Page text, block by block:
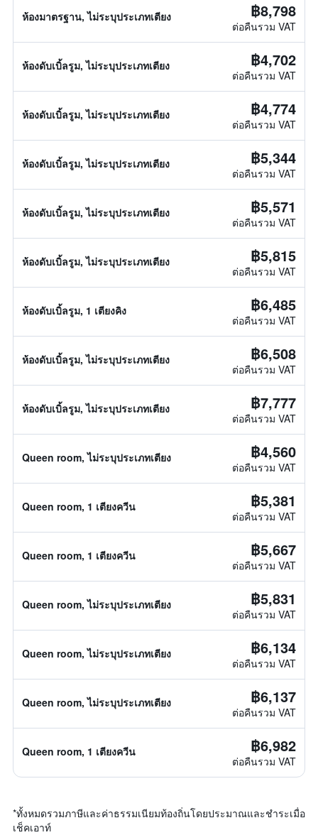
ห้องมาตรฐาน, ไม่ระบุประเภทเตียง ฿8,798
ต่อคืนรวม VAT
ห้องดับเบิ้ลรูม, ไม่ระบุประเภทเตียง ฿4,702
ต่อคืนรวม VAT
ห้องดับเบิ้ลรูม, ไม่ระบุประเภทเตียง ฿4,774
ต่อคืนรวม VAT
ห้องดับเบิ้ลรูม, ไม่ระบุประเภทเตียง ฿5,344
ต่อคืนรวม VAT
ห้องดับเบิ้ลรูม, ไม่ระบุประเภทเตียง ฿5,571
ต่อคืนรวม VAT
ห้องดับเบิ้ลรูม, ไม่ระบุประเภทเตียง ฿5,815
ต่อคืนรวม VAT
ห้องดับเบิ้ลรูม, 1 เตียงคิง ฿6,485
ต่อคืนรวม VAT
ห้องดับเบิ้ลรูม, ไม่ระบุประเภทเตียง ฿6,508
ต่อคืนรวม VAT
ห้องดับเบิ้ลรูม, ไม่ระบุประเภทเตียง ฿7,777
ต่อคืนรวม VAT
Queen room, ไม่ระบุประเภทเตียง ฿4,560
ต่อคืนรวม VAT
Queen room, 1 เตียงควีน ฿5,381
ต่อคืนรวม VAT
Queen room, 1 เตียงควีน ฿5,667
ต่อคืนรวม VAT
Queen room, ไม่ระบุประเภทเตียง ฿5,831
ต่อคืนรวม VAT
Queen room, ไม่ระบุประเภทเตียง ฿6,134
ต่อคืนรวม VAT
Queen room, ไม่ระบุประเภทเตียง ฿6,137
ต่อคืนรวม VAT
Queen room, 1 เตียงควีน ฿6,982
ต่อคืนรวม VAT
*ทั้งหมดรวมภาษีและค่าธรรมเนียมท้องถิ่นโดยประมาณและชำระเมื่อ
เช็คเอาท์